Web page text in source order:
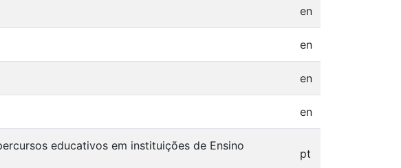
en
en
en
en
educativos em instituições de Ensino
pt